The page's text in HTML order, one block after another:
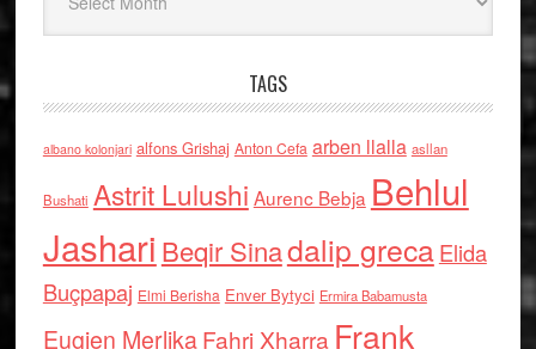
TAGS
albano kolonjari alfons Grishaj Anton Cefa arben llalla asllan
Bushati Astrit Lulushi Aurenc Bebja Behlul
Jashari Beqir Sinadalip grecaElida
Buçpapaj Elmi Berisha Enver Bytyci Ermira Babamusta
Eugjen MerlikaFahri Xharra Frank